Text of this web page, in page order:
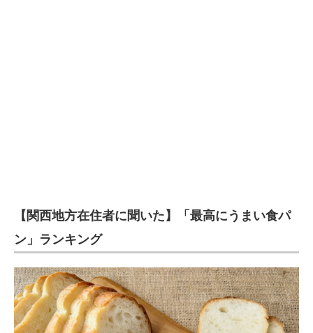
【関西地方在住者に聞いた】「最高にうまい食パ
ン」ランキング